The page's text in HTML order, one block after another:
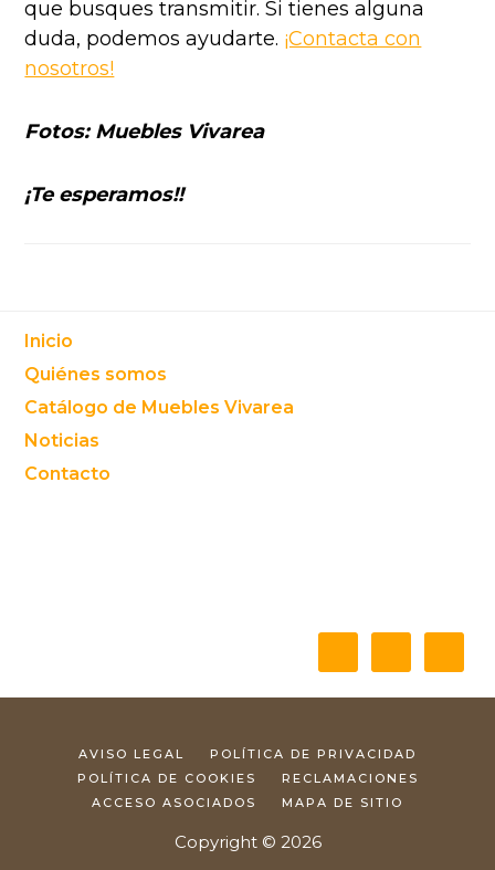
que busques transmitir. Si tienes alguna
duda, podemos ayudarte. ¡Contacta con
nosotros!
Fotos: Muebles Vivarea
¡Te esperamos!!
Footer
Inicio
Quiénes somos
Catálogo de Muebles Vivarea
Noticias
Contacto
AVISO LEGAL
POLÍTICA DE PRIVACIDAD
POLÍTICA DE COOKIES
RECLAMACIONES
ACCESO ASOCIADOS
MAPA DE SITIO
Copyright © 2026